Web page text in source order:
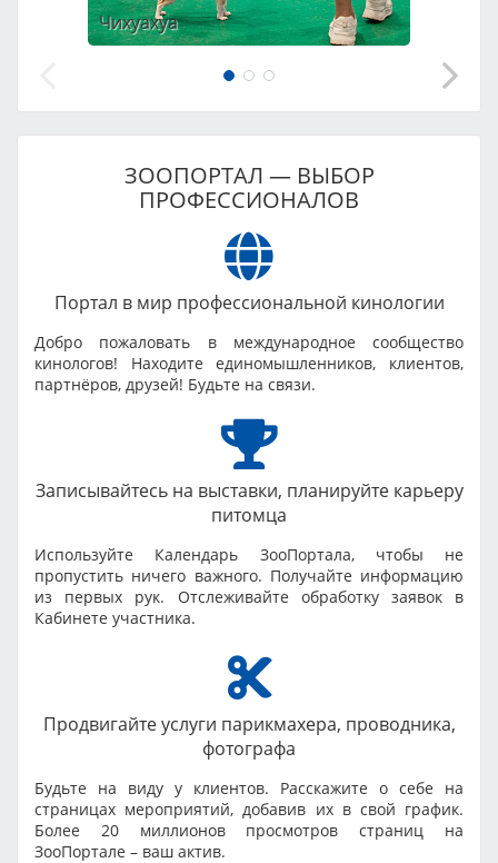
Чихуахуа
ЗООПОРТАЛ — ВЫБОР
ПРОФЕССИОНАЛОВ
Портал в мир профессиональной кинологии
Добро пожаловать в международное сообщество
кинологов! Находите единомышленников, клиентов,
партнёров, друзей! Будьте на связи.
Записывайтесь на выставки, планируйте карьеру
питомца
Используйте Календарь ЗооПортала, чтобы не
пропустить ничего важного. Получайте информацию
из первых рук. Отслеживайте обработку заявок в
Кабинете участника.
Продвигайте услуги парикмахера, проводника,
фотографа
Будьте на виду у клиентов. Расскажите о себе на
страницах мероприятий, добавив их в свой график.
Более 20 миллионов просмотров страниц на
ЗооПортале – ваш актив.